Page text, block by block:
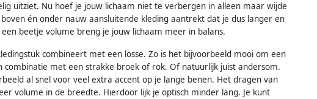
uitziet. Nu hoef je jouw lichaam niet te verbergen in alleen maar wijde
én onder nauw aansluitende kleding aantrekt dat je dus langer en
beetje volume breng je jouw lichaam meer in balans.
combineert met een losse. Zo is het bijvoorbeeld mooi om een
combinatie met een strakke broek of rok. Of natuurlijk juist andersom.
al snel voor veel extra accent op je lange benen. Het dragen van
volume in de breedte. Hierdoor lijk je optisch minder lang. Je kunt